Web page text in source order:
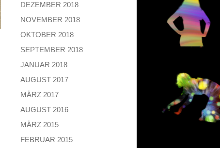
DEZEMBER 2018
NOVEMBER 2018
OKTOBER 2018
SEPTEMBER 2018
JANUAR 2018
AUGUST 2017
MÄRZ 2017
AUGUST 2016
MÄRZ 2015
FEBRUAR 2015